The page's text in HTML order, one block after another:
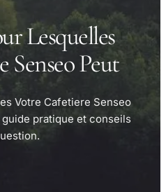
Lesquelles
Senseo Peut
Votre Cafetiere Senseo
pratique et conseils